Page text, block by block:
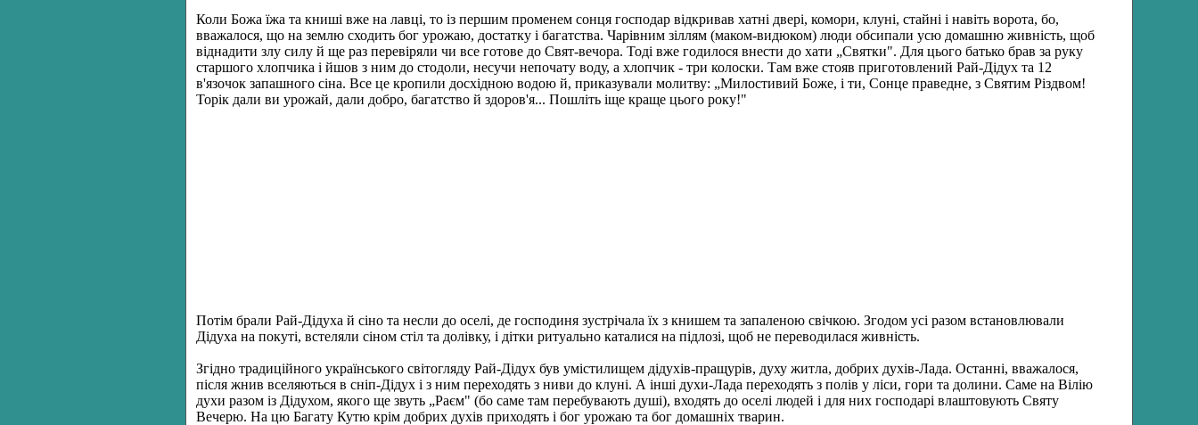
Коли Божа їжа та книші вже на лавці, то із першим променем сонця господар відкривав хатні двері, комори, клуні, стайні і навіть ворота, бо,
вважалося, що на землю сходить бог урожаю, достатку і багатства. Чарівним зіллям (маком-видюком) люди обсипали усю домашню живність, щоб
віднадити злу силу й ще раз перевіряли чи все готове до Свят-вечора. Тоді вже годилося внести до хати „Святки". Для цього батько брав за руку
старшого хлопчика і йшов з ним до стодоли, несучи непочату воду, а хлопчик - три колоски. Там вже стояв приготовлений Рай-Дідух та 12
в'язочок запашного сіна. Все це кропили досхідною водою й, приказували молитву: „Милостивий Боже, і ти, Сонце праведне, з Святим Різдвом!
Торік дали ви урожай, дали добро, багатство й здоров'я... Пошліть іще краще цього року!"
Потім брали Рай-Дідуха й сіно та несли до оселі, де господиня зустрічала їх з книшем та запаленою свічкою. Згодом усі разом встановлювали
Дідуха на покуті, встеляли сіном стіл та долівку, і дітки ритуально каталися на підлозі, щоб не переводилася живність.
Згідно традиційного українського світогляду Рай-Дідух був умістилищем дідухів-пращурів, духу житла, добрих духів-Лада. Останні, вважалося,
після жнив вселяються в сніп-Дідух і з ним переходять з ниви до клуні. А інші духи-Лада переходять з полів у ліси, гори та долини. Саме на Вілію
духи разом із Дідухом, якого ще звуть „Раєм" (бо саме там перебувають душі), входять до оселі людей і для них господарі влаштовують Святу
Вечерю. На цю Багату Кутю крім добрих духів приходять і бог урожаю та бог домашніх тварин.